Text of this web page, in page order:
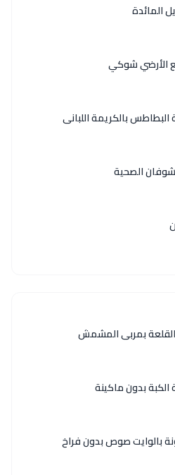
المائدة
الأرضي شوكي
بالكريمة اللبانى
الصحية
بمربى المشمش
بدون ماكينة
بالوايت صوص بدون فراخ